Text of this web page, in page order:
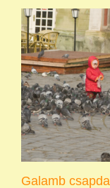
Galamb csapda